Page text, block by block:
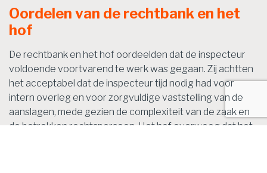
Oordelen van de rechtbank en het
hof
De rechtbank en het hof oordeelden dat de inspecteur
voldoende voortvarend te werk was gegaan. Zij achtten
het acceptabel dat de inspecteur tijd nodig had voor
intern overleg en voor zorgvuldige vaststelling van de
aanslagen, mede gezien de complexiteit van de zaak en
de betrokken rechtspersoon. Het hof overwoog dat het